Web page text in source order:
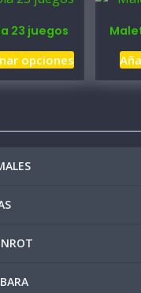
23 juegos
opcionesEste
variantes.